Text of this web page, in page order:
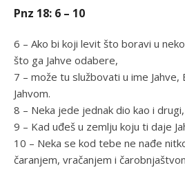
Pnz 18: 6 – 10
6 – Ako bi koji levit što boravi u
što ga Jahve odabere,
7 – može tu službovati u ime
Jahvom.
8 – Neka jede jednak dio kao i
9 – Kad uđeš u zemlju koju ti daje
10 – Neka se kod tebe ne nađe
čaranjem, vračanjem i